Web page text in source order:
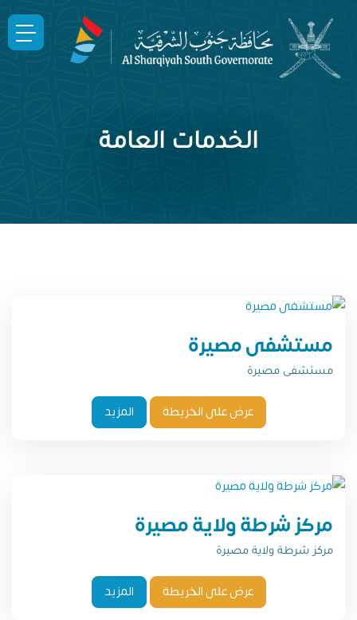
الخدمات العامة
مستشفى مصيرة
مستشفى مصيرة
عرض على الخريطة المزيد
مركز شرطة ولاية مصيرة
مركز شرطة ولاية مصيرة
عرض على الخريطة المزيد